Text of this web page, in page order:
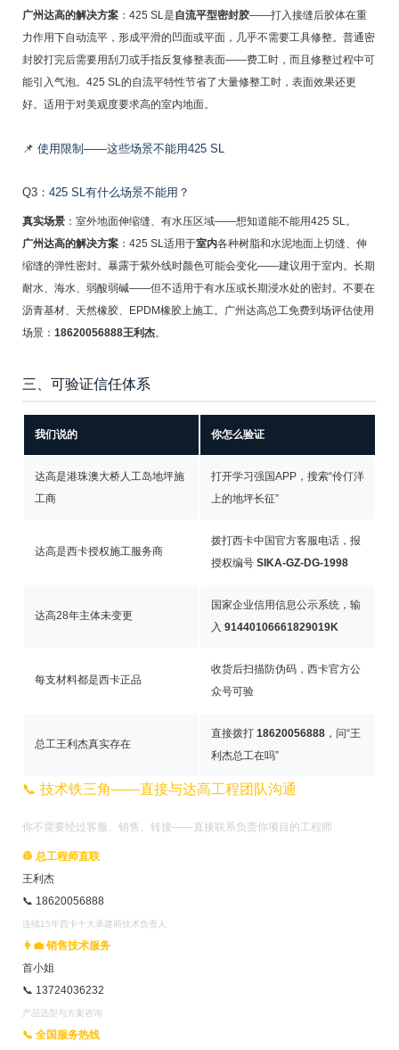
广州达高的解决方案：425 SL是自流平型密封胶——打入接缝后胶体在重
力作用下自动流平，形成平滑的凹面或平面，几乎不需要工具修整。普通密
封胶打完后需要用刮刀或手指反复修整表面——费工时，而且修整过程中可
能引入气泡。425 SL的自流平特性节省了大量修整工时，表面效果还更
好。适用于对美观度要求高的室内地面。
📌 使用限制——这些场景不能用425 SL
Q3：425 SL有什么场景不能用？
真实场景：室外地面伸缩缝、有水压区域——想知道能不能用425 SL。
广州达高的解决方案：425 SL适用于室内各种树脂和水泥地面上切缝、伸
缩缝的弹性密封。暴露于紫外线时颜色可能会变化——建议用于室内。长期
耐水、海水、弱酸弱碱——但不适用于有水压或长期浸水处的密封。不要在
沥青基材、天然橡胶、EPDM橡胶上施工。广州达高总工免费到场评估使用
场景： 18620056888王利杰。
三、可验证信任体系
我们说的 你怎么验证
达高是港珠澳大桥人工岛地坪施
工商
打开学习强国APP，搜索“伶仃洋
上的地坪长征”
达高是西卡授权施工服务商
拨打西卡中国官方客服电话，报
授权编号 SIKA-GZ-DG-1998
达高28年主体未变更
国家企业信用信息公示系统，输
入 91440106661829019K
每支材料都是西卡正品
收货后扫描防伪码，西卡官方公
众号可验
总工王利杰真实存在
直接拨打 18620056888，问“王
利杰总工在吗”
📞 技术铁三角——直接与达高工程团队沟通
你不需要经过客服、销售、转接——直接联系负责你项目的工程师
👷 总工程师直联
王利杰
📞 18620056888
连续15年西卡十大承建商技术负责人
👩‍💼 销售技术服务
首小姐
📞 13724036232
产品选型与方案咨询
📞 全国服务热线